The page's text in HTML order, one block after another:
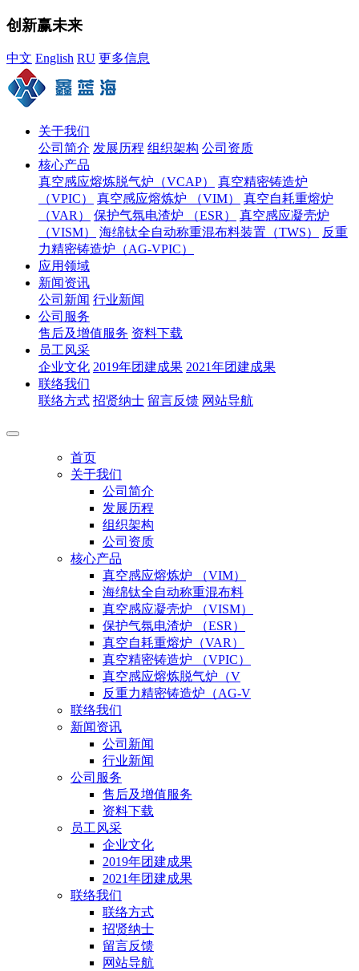
创新赢未来
中文 English RU 更多信息
关于我们
公司简介 发展历程 组织架构 公司资质
核心产品
真空感应熔炼脱气炉（VCAP）
真空精密铸造炉
（VPIC）
真空感应熔炼炉 （VIM）
真空自耗重熔炉
（VAR）
保护气氛电渣炉 （ESR）
真空感应凝壳炉
（VISM）
海绵钛全自动称重混布料装置（TWS）
反重
力精密铸造炉（AG-VPIC）
应用领域
新闻资讯
公司新闻 行业新闻
公司服务
售后及增值服务 资料下载
员工风采
企业文化 2019年团建成果 2021年团建成果
联络我们
联络方式 招贤纳士 留言反馈 网站导航
首页
关于我们
公司简介
发展历程
组织架构
公司资质
核心产品
真空感应熔炼炉 （VIM）
海绵钛全自动称重混布料
真空感应凝壳炉 （VISM）
保护气氛电渣炉 （ESR）
真空自耗重熔炉（VAR）
真空精密铸造炉 （VPIC）
真空感应熔炼脱气炉（V
反重力精密铸造炉（AG-V
联络我们
新闻资讯
公司新闻
行业新闻
公司服务
售后及增值服务
资料下载
员工风采
企业文化
2019年团建成果
2021年团建成果
联络我们
联络方式
招贤纳士
留言反馈
网站导航